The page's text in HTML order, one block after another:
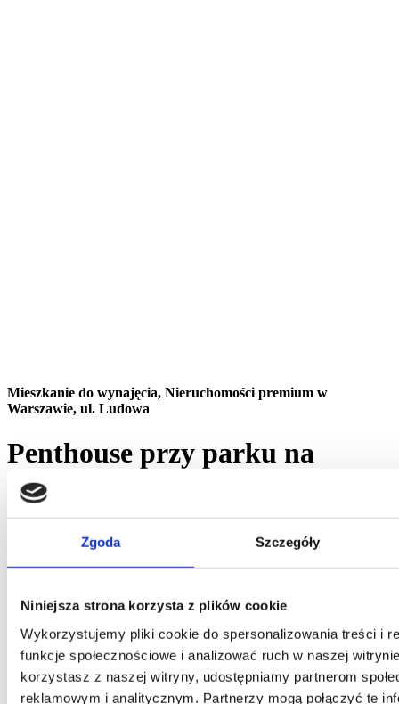
Zgoda Szczegóły
Niniejsza strona korzysta z plików cookie
Wykorzystujemy pliki cookie do spersonalizowania treści i
funkcje społecznościowe i analizować ruch w naszej
korzystasz z naszej witryny, udostępniamy partnerom
reklamowym i analitycznym. Partnerzy mogą połączyć te
Mieszkanie do wynajęcia, Nieruchomości premium w
Warszawie, ul. Ludowa
Penthouse przy parku na
Mokotowie z basenem i
ochroną 24h
Cena 12 500 PLN
Nr oferty
10799/5593/OMW
umów wizytę
dodaj do schowkausuń ze schowka